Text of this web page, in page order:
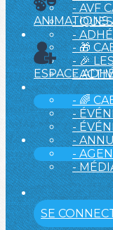
- AVF
-
-
ANIMATIONS
- 🎁
- 🎉
-
ESPACE
- 🌈
-
-
-
-
-
SE